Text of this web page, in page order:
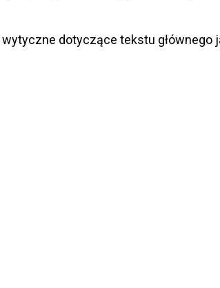
wytyczne dotyczące tekstu